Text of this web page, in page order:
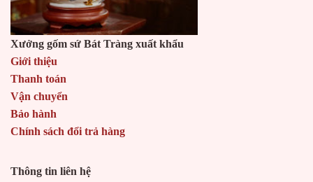
Xưởng gốm sứ Bát Tràng xuất khẩu
Giới thiệu
Thanh toán
Vận chuyển
Bảo hành
Chính sách đổi trả hàng
Thông tin liên hệ